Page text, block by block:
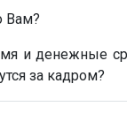
Вам?
и денежные
за кадром?